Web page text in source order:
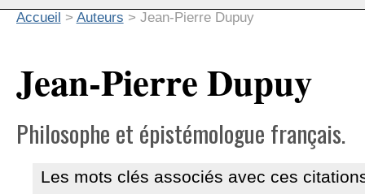
Accueil > Auteurs > Jean-Pierre Dupuy
Jean-Pierre Dupuy
Philosophe et épistémologue français.
Les mots clés associés avec ces